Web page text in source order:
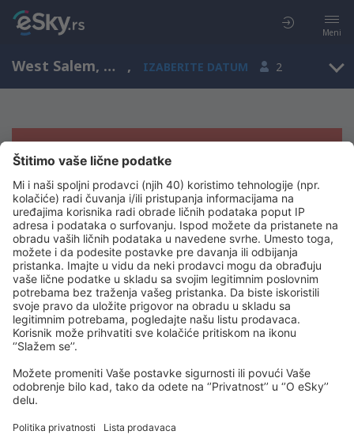
Meni
West Salem, Wisconsin, Sjedinjene Američke Države , IZABERITE DATUM 2
Žao nam je, ne možemo da prikažemo
rezultate
Pokušajte još jednom kad izaberete druge kriterijume
Copyright © eSky.rs. Sva prava zadržana.